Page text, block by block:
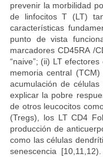
prevenir la morbilidad
de linfocitos T (LT)
características
punto de vista
marcadores CD45RA /
“naive”; (ii) LT
memoria central
acumulación de
explicar la pobre
de otros leucocitos
(Tregs), los LT CD4
producción de
como las células
senescencia